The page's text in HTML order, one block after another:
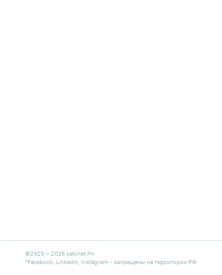
©2020 — 2026 cabinet.fm
*Facebook, Linkedin, Instagram - запрещены на территории РФ